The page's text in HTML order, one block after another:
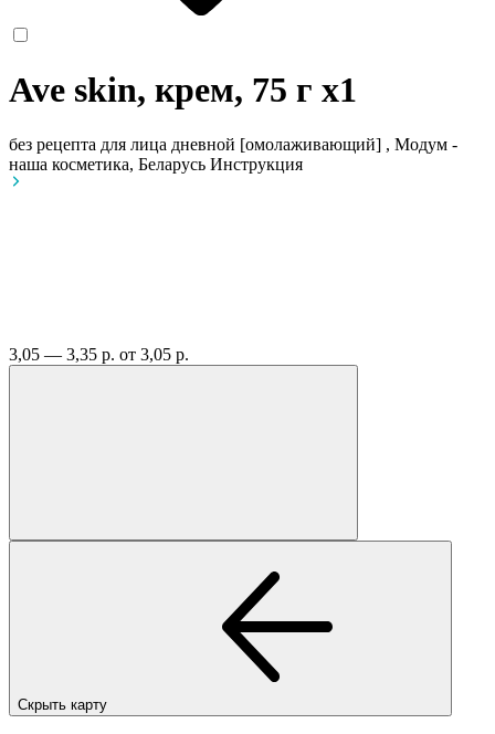
Ave skin, крем, 75 г x1
без рецепта для лица дневной [омолаживающий] , Модум -
наша косметика, Беларусь Инструкция
3,05 — 3,35 р. от 3,05 р.
Скрыть карту